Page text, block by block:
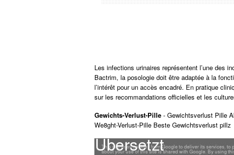
Les infections urinaires représentent l’une des
Bactrim, la posologie doit être adaptée à la
l’intérêt pour un accès encadré. En pratique
sur les recommandations officielles et les
Gewichts-Verlust-Pille - Gewichtsverlust Pille
We8ght-Verlust-Pille Beste Gewichtsverlust pillz